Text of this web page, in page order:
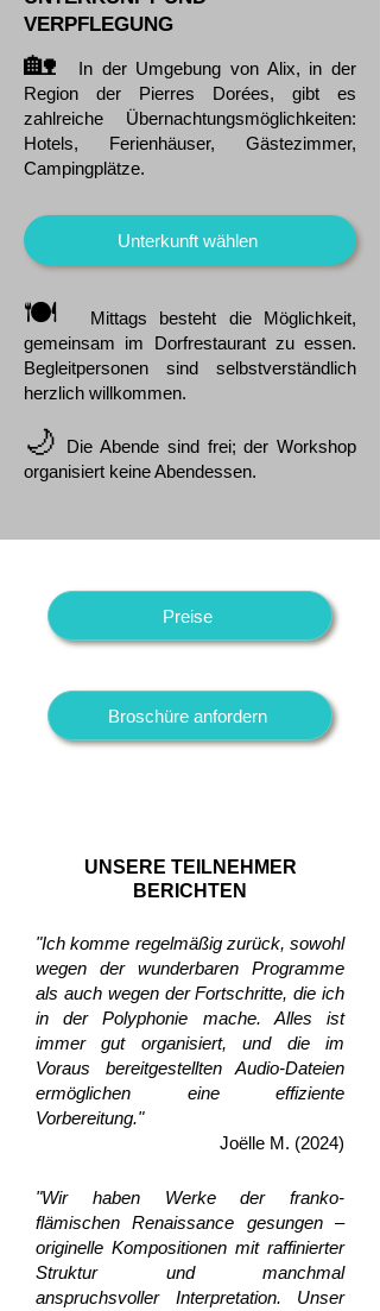
VERPFLEGUNG
🏡
In der Umgebung von Alix, in der
Region der Pierres Dorées, gibt es
zahlreiche Übernachtungsmöglichkeiten:
Hotels, Ferienhäuser, Gästezimmer,
Campingplätze.
Unterkunft wählen
🍽️
Mittags besteht die Möglichkeit,
gemeinsam im Dorfrestaurant zu essen.
Begleitpersonen sind selbstverständlich
herzlich willkommen.
🌙
Die Abende sind frei; der Workshop
organisiert keine Abendessen.
Preise
Broschüre anfordern
UNSERE TEILNEHMER
BERICHTEN
"Ich komme regelmäßig zurück, sowohl
wegen der wunderbaren Programme
als auch wegen der Fortschritte, die ich
in der Polyphonie mache. Alles ist
immer gut organisiert, und die im
Voraus bereitgestellten Audio-Dateien
ermöglichen eine effiziente
Vorbereitung."
Joëlle M. (2024)
"Wir haben Werke der franko-
flämischen Renaissance gesungen –
originelle Kompositionen mit raffinierter
Struktur und manchmal
anspruchsvoller Interpretation. Unser